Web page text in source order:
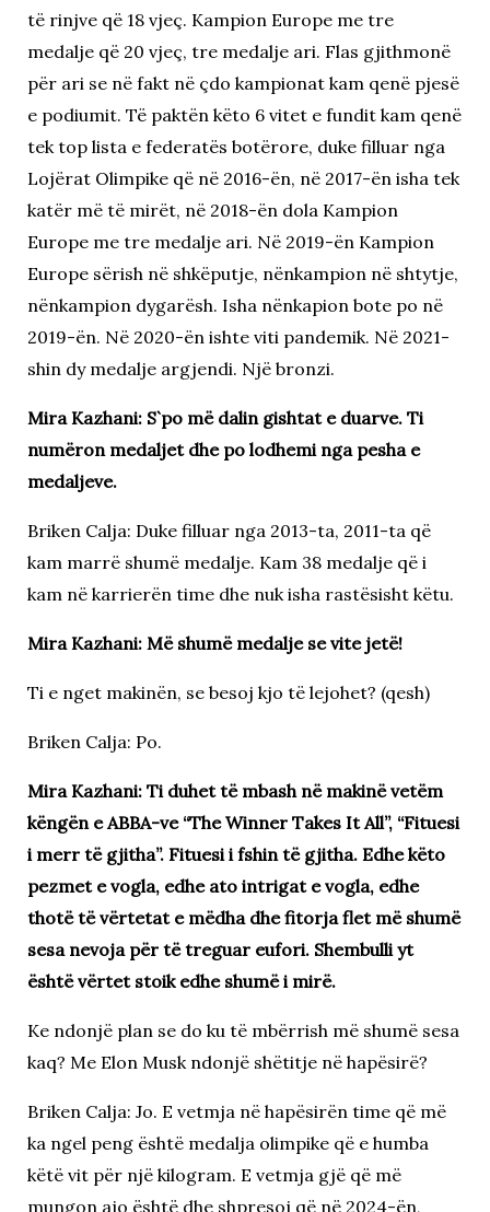
të rinjve që 18 vjeç. Kampion Europe me tre
medalje që 20 vjeç, tre medalje ari. Flas gjithmonë
për ari se në fakt në çdo kampionat kam qenë pjesë
e podiumit. Të paktën këto 6 vitet e fundit kam qenë
tek top lista e federatës botërore, duke filluar nga
Lojërat Olimpike që në 2016-ën, në 2017-ën isha tek
katër më të mirët, në 2018-ën dola Kampion
Europe me tre medalje ari. Në 2019-ën Kampion
Europe sërish në shkëputje, nënkampion në shtytje,
nënkampion dygarësh. Isha nënkapion bote po në
2019-ën. Në 2020-ën ishte viti pandemik. Në 2021-
shin dy medalje argjendi. Një bronzi.
Mira Kazhani: S`po më dalin gishtat e duarve. Ti
numëron medaljet dhe po lodhemi nga pesha e
medaljeve.
Briken Calja: Duke filluar nga 2013-ta, 2011-ta që
kam marrë shumë medalje. Kam 38 medalje që i
kam në karrierën time dhe nuk isha rastësisht këtu.
Mira Kazhani: Më shumë medalje se vite jetë!
Ti e nget makinën, se besoj kjo të lejohet? (qesh)
Briken Calja: Po.
Mira Kazhani: Ti duhet të mbash në makinë vetëm
këngën e ABBA-ve “The Winner Takes It All”, “Fituesi
i merr të gjitha”. Fituesi i fshin të gjitha. Edhe këto
pezmet e vogla, edhe ato intrigat e vogla, edhe
thotë të vërtetat e mëdha dhe fitorja flet më shumë
sesa nevoja për të treguar eufori. Shembulli yt
është vërtet stoik edhe shumë i mirë.
Ke ndonjë plan se do ku të mbërrish më shumë sesa
kaq? Me Elon Musk ndonjë shëtitje në hapësirë?
Briken Calja: Jo. E vetmja në hapësirën time që më
ka ngel peng është medalja olimpike që e humba
këtë vit për një kilogram. E vetmja gjë që më
mungon ajo është dhe shpresoj që në 2024-ën,